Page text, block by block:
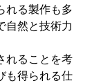
れる製作も多
自然と技術力
れることを考
も得られる仕